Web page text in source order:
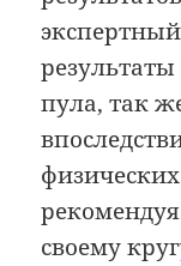
пула, так
своему